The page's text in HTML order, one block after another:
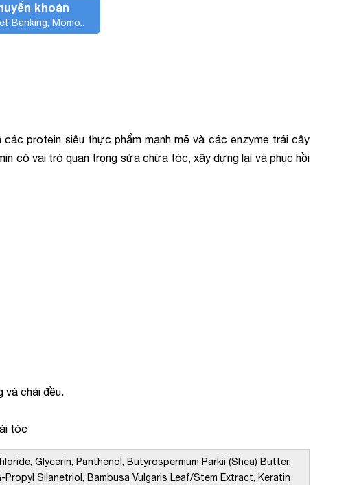
khoản
Banking, Momo..
protein siêu thực phẩm mạnh mẽ và các enzyme trái cây
có vai trò quan trọng sửa chữa tóc, xây dựng lại và phục hồi
chải đều.
tóc
Glycerin, Panthenol, Butyrospermum Parkii (Shea) Butter,
Silanetriol, Bambusa Vulgaris Leaf/Stem Extract, Keratin